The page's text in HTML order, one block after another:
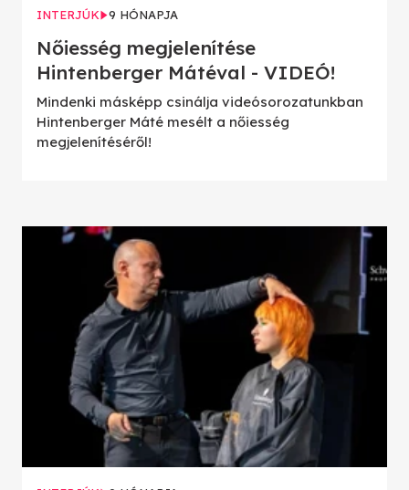
INTERJÚK 9 HÓNAPJA
Nőiesség megjelenítése
Hintenberger Mátéval - VIDEÓ!
Mindenki másképp csinálja videósorozatunkban
Hintenberger Máté mesélt a nőiesség
megjelenítéséről!